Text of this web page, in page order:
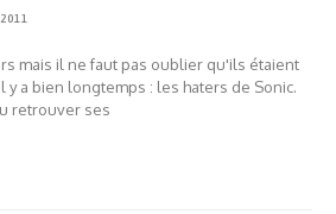
mais il ne faut pas oublier qu'ils étaient
a bien longtemps : les haters de Sonic.
retrouver ses